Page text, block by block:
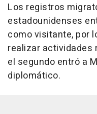
Los registros
estadounidenses
como visitante, por
realizar actividades
el segundo entró a
diplomático.